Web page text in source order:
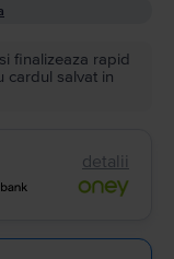
finalizeaza rapid
cardul salvat in
detalii